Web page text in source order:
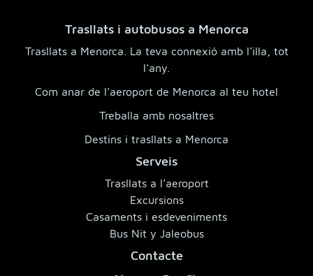
Trasllats i autobusos a Menorca
Trasllats a Menorca. La teva connexió amb l’illa, tot
l’any.
Com anar de l’aeroport de Menorca al teu hotel
Treballa amb nosaltres
Destins i trasllats a Menorca
Serveis
Trasllats a l’aeroport
Excursions
Casaments i esdeveniments
Bus Nit y Jaleobus
Contacte